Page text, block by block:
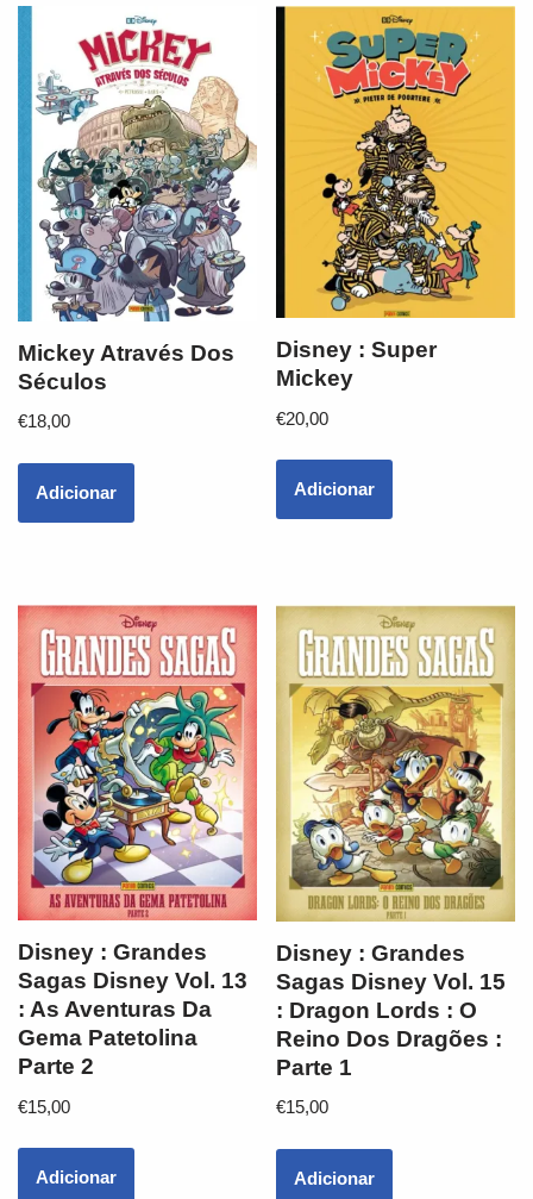
Mickey Através Dos
Séculos
€18,00
Adicionar
Disney : Super
Mickey
€20,00
Adicionar
Disney : Grandes
Sagas Disney Vol. 13
: As Aventuras Da
Gema Patetolina
Parte 2
€15,00
Adicionar
Disney : Grandes
Sagas Disney Vol. 15
: Dragon Lords : O
Reino Dos Dragões :
Parte 1
€15,00
Adicionar